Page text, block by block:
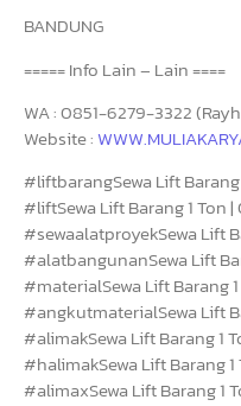
BANDUNG
===== Info Lain – Lain ====
WA : 0851-6279-3322
Website :
#liftbarangSewa Lift
#liftSewa Lift Barang 1 Ton
#sewaalatproyekSewa Lift
#alatbangunanSewa Lift
#materialSewa Lift Barang
#angkutmaterialSewa Lift
#alimakSewa Lift Barang 1
#halimakSewa Lift Barang
#alimaxSewa Lift Barang 1